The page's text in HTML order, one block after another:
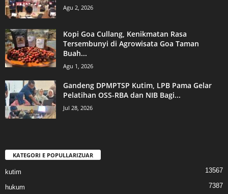
Agu 2, 2026
Kopi Goa Cullang, Kenikmatan Rasa
Tersembunyi di Agrowisata Goa Taman
Buah...
Agu 1, 2026
Gandeng DPMPTSP Kutim, LPB Pama Gelar
Pelatihan OSS-RBA dan NIB Bagi...
Jul 28, 2026
KATEGORI E POPULLARIZUAR
kutim 13567
hukum 7387